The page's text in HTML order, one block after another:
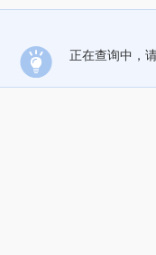
正在查询中，